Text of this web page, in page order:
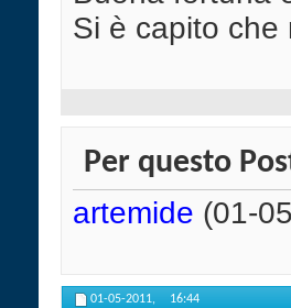
Si è capito che
Per questo
artemide (01-
01-05-2011, 16:44